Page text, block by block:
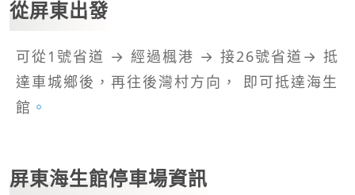
從屏東出發
可從1號省道 → 經過楓港 → 接26號省道→ 抵
達車城鄉後，再往後灣村方向， 即可抵達海生
館 。
屏東海生館停車場資訊